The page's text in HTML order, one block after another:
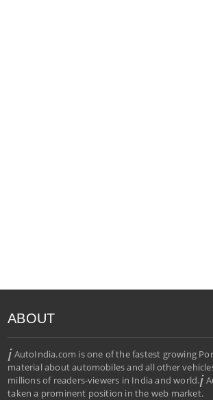
ABOUT
iAutoIndia.com is one of the fastest growing
material about automobiles and all other
millions of readers-viewers in India and world.i
taken a prominent position in the web market.